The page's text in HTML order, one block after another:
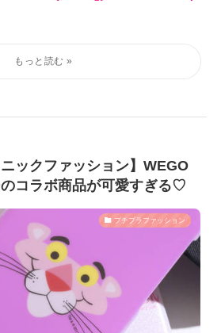
ニックファッション】WEGO
コラボ商品が可愛すぎる♡
プチプラファッション